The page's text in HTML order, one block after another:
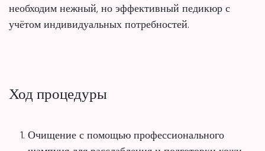
необходим нежный, но эффективный педикюр с
учётом индивидуальных потребностей.
Ход процедуры
Очищение с помощью профессионального